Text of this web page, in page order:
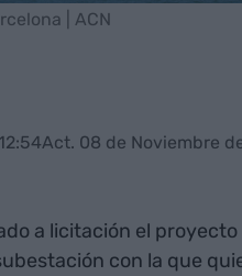
| ACN
Act. 08 de Noviembre
a licitación el
con la que